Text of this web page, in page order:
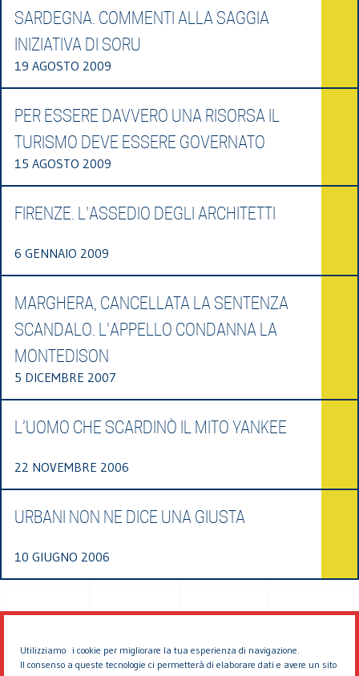
Utilizziamo i cookie per migliorare la tua esperienza di navigazione.
Il consenso a queste tecnologie ci permetterà di elaborare dati e avere un sito
SARDEGNA. COMMENTI ALLA SAGGIA
INIZIATIVA DI SORU
19 AGOSTO 2009
PER ESSERE DAVVERO UNA RISORSA IL
TURISMO DEVE ESSERE GOVERNATO
15 AGOSTO 2009
FIRENZE. L'ASSEDIO DEGLI ARCHITETTI
6 GENNAIO 2009
MARGHERA, CANCELLATA LA SENTENZA
SCANDALO. L'APPELLO CONDANNA LA
MONTEDISON
5 DICEMBRE 2007
L’UOMO CHE SCARDINÒ IL MITO YANKEE
22 NOVEMBRE 2006
URBANI NON NE DICE UNA GIUSTA
10 GIUGNO 2006